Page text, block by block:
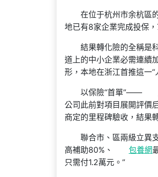
在位于杭州市余杭區
地已有8家企業完成投保
結果轉化險的全稱是
道上的中小企業必需連續
形，本地在浙江首推這一“
以保險“首單”——
公司此前對項目展開評價
商定的里程碑驗收，結果
聯合市、區兩級立異
高補助80%、
包養網
只需付1.2萬元。”